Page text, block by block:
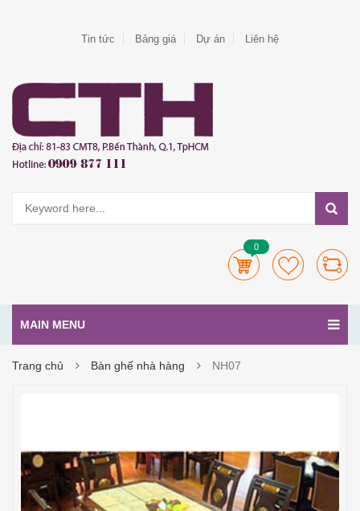
Tin tức Bảng giá Dự án Liên hệ
0
MAIN MENU
Trang chủ Bàn ghế nhà hàng NH07